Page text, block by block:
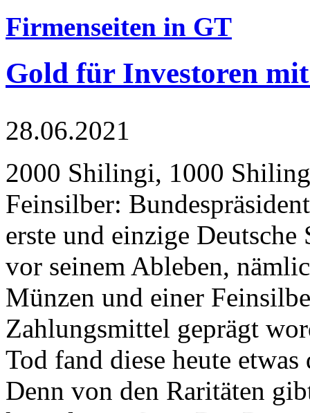
Firmenseiten in GT
Gold für Investoren
28.06.2021
2000 Shilingi, 1000
Feinsilber:
erste und einzige Deutsche
vor seinem Ableben,
Münzen und einer
Zahlungsmittel geprägt
Tod fand diese heute
Denn von den Raritäten